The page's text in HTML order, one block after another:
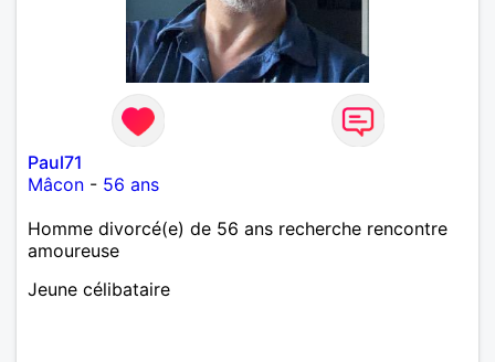
Paul71
Mâcon - 56 ans
Homme divorcé(e) de 56 ans recherche rencontre
amoureuse
Jeune célibataire